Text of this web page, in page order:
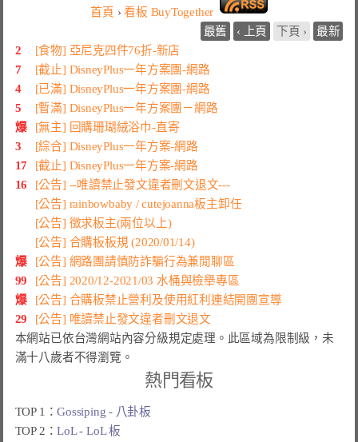
首頁 › 看板 BuyTogether
最舊
‹ 上頁 下頁 ›
最新
2
[食物] 亞尼克四件76折-新店
7
[截止] DisneyPlus一年方案團-網路
4
[已滿] DisneyPlus一年方案團-網路
5
[暫滿] DisneyPlus一年方案團－網路
爆
[無主] 回購珊瑚絨浴巾-直寄
3
[綜合] DisneyPlus一年方案-網路
17
[截止] DisneyPlus一年方案-網路
16
[公告] --唯讀禁止發文違者刪文退文---
[公告] rainbowbaby / cutejoanna板主卸任
[公告] 徵求板主(兩位以上)
[公告] 合購板板規 (2020/01/14)
爆
[公告] 網路團請慎防詐騙行為兼閒聊區
99
[公告] 2020/12-2021/03 水桶與檢舉專區
爆
[公告] 合購板禁止營利及使用紅利連結開團宣導
29
[公告] 唯讀禁止發文違者刪文退文
本網站已依台灣網站內容分級規定處理。此區域為限制級，未
滿十八歲者不得瀏覽。
熱門看板
TOP 1：Gossiping - 八卦板
TOP 2：LoL - LoL 板